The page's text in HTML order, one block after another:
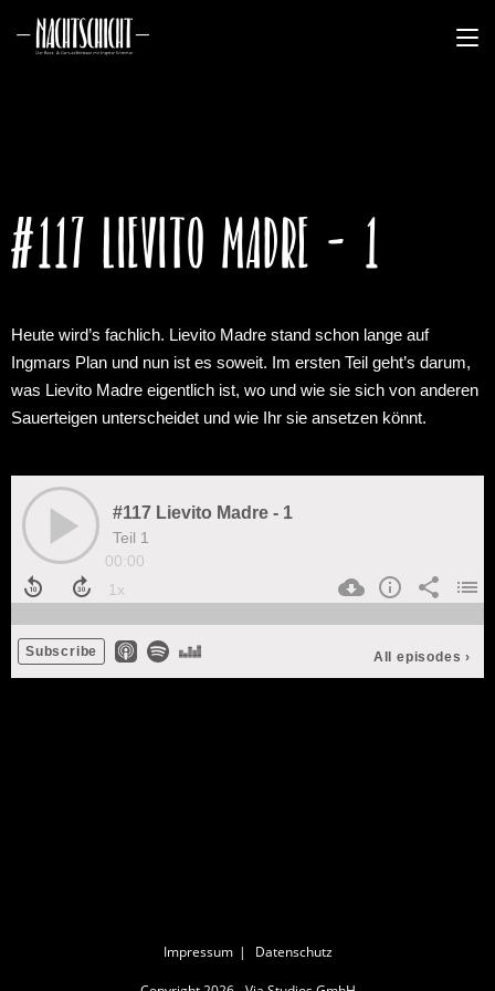
#117 Lievito Madre - 1
Heute wird’s fachlich. Lievito Madre stand schon lange auf
Ingmars Plan und nun ist es soweit. Im ersten Teil geht’s darum,
was Lievito Madre eigentlich ist, wo und wie sie sich von anderen
Sauerteigen unterscheidet und wie Ihr sie ansetzen könnt.
Impressum Datenschutz